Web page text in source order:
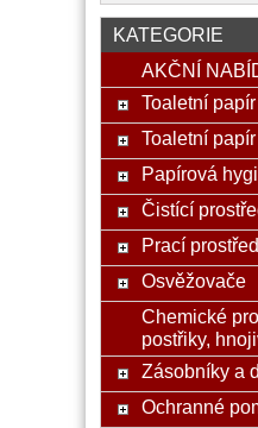
KATEGORIE
AKČNÍ
Toaletní
Toaletní
Papírová
Čistící
Prací
Osvěžovače
Chemické
postřiky,
Zásobníky a
Ochranné